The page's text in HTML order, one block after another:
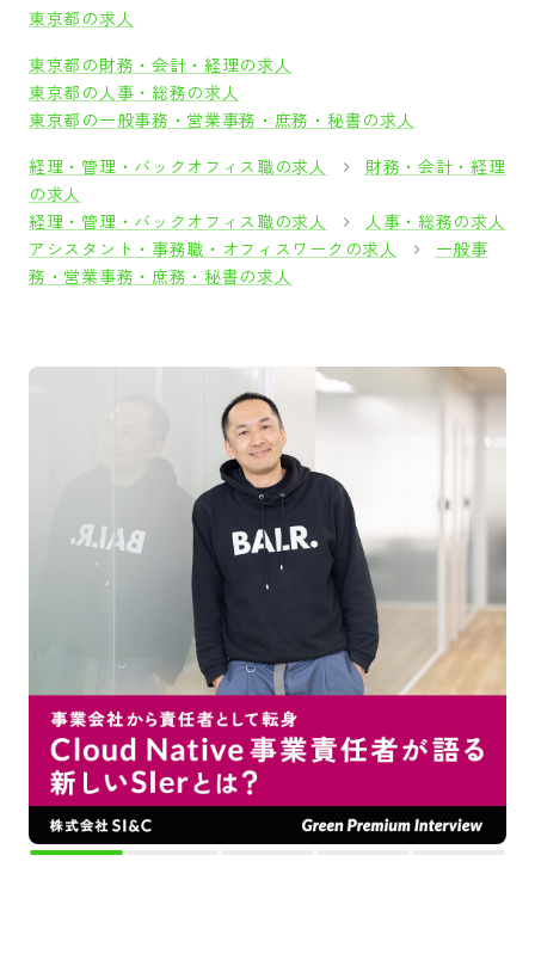
東京都の求人
東京都の財務・会計・経理の求人
東京都の人事・総務の求人
東京都の一般事務・営業事務・庶務・秘書の求人
経理・管理・バックオフィス職の求人
財務・会計・経理
の求人
経理・管理・バックオフィス職の求人
人事・総務の求人
アシスタント・事務職・オフィスワークの求人
一般事
務・営業事務・庶務・秘書の求人